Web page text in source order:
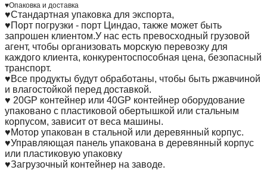
♥Опаковка и доставка
♥Стандартная упаковка для экспорта,
♥Порт погрузки - порт Циндао, также может быть
запрошен клиентом.У нас есть превосходный грузовой
агент, чтобы организовать морскую перевозку для
каждого клиента, конкурентоспособная цена, безопасный
транспорт.
♥Все продукты будут обработаны, чтобы быть ржавчиной
и влагостойкой перед доставкой.
♥ 20GP контейнер или 40GP контейнер оборудование
упаковано с пластиковой обертышкой или стальным
корпусом, зависит от веса машины.
♥Мотор упакован в стальной или деревянный корпус.
♥Управляющая панель упакована в деревянный корпус
или пластиковую упаковку
♥Загрузочный контейнер на заводе.